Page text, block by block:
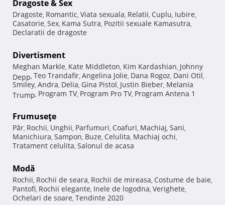
Dragoste & Sex
Dragoste, Romantic, Viata sexuala, Relatii, Cuplu, Iubire,
Casatorie, Sex, Kama Sutra, Pozitii sexuale Kamasutra,
Declaratii de dragoste
Divertisment
Meghan Markle, Kate Middleton, Kim Kardashian, Johnny
Depp, Teo Trandafir, Angelina Jolie, Dana Rogoz, Dani Otil,
Smiley, Andra, Delia, Gina Pistol, Justin Bieber, Melania
Trump, Program TV, Program Pro TV, Program Antena 1
Frumuseţe
Păr, Rochii, Unghii, Parfumuri, Coafuri, Machiaj, Sani,
Manichiura, Sampon, Buze, Celulita, Machiaj ochi,
Tratament celulita, Salonul de acasa
Modă
Rochii, Rochii de seara, Rochii de mireasa, Costume de baie,
Pantofi, Rochii elegante, Inele de logodna, Verighete,
Ochelari de soare, Tendinte 2020